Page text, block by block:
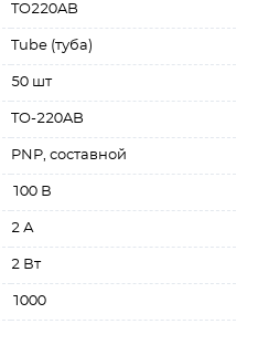
TO220AB
Tube (туба)
50 шт
TO-220AB
PNP, составной
100 В
2 А
2 Вт
1000